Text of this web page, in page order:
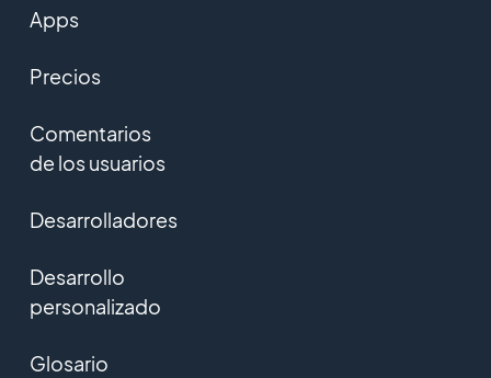
Apps
Precios
Comentarios
de los usuarios
Desarrolladores
Desarrollo
personalizado
Glosario